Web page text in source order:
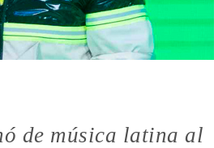
de música latina al